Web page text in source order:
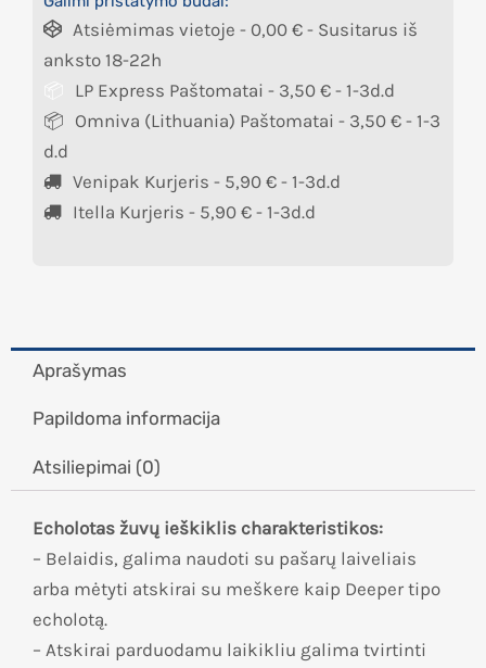
Atsiėmimas vietoje - 0,00 € - Susitarus iš
anksto 18-22h
LP Express Paštomatai - 3,50 € - 1-3d.d
Omniva (Lithuania) Paštomatai - 3,50 € - 1-3
d.d
Venipak Kurjeris - 5,90 € - 1-3d.d
Itella Kurjeris - 5,90 € - 1-3d.d
Aprašymas
Papildoma informacija
Atsiliepimai (0)
Echolotas žuvų ieškiklis charakteristikos:
– Belaidis, galima naudoti su pašarų laiveliais
arba mėtyti atskirai su meškere kaip Deeper tipo
echolotą.
– Atskirai parduodamu laikikliu galima tvirtinti